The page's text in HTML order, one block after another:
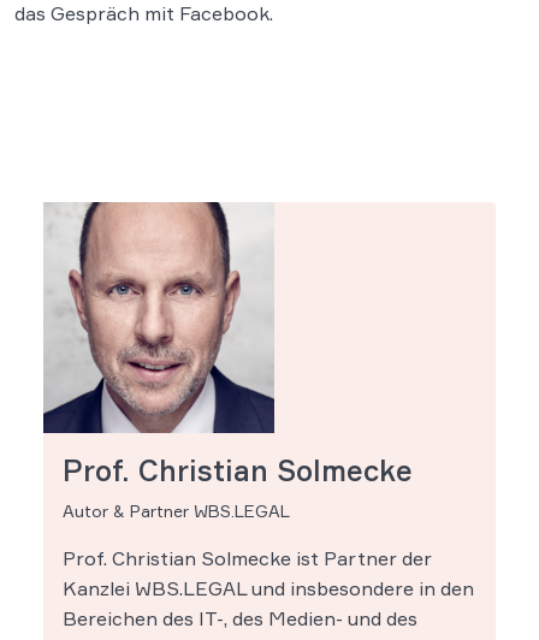
das Gespräch mit Facebook.
Prof. Christian Solmecke
Autor & Partner WBS.LEGAL
Prof. Christian Solmecke ist Partner der
Kanzlei WBS.LEGAL und insbesondere in den
Bereichen des IT-, des Medien- und des